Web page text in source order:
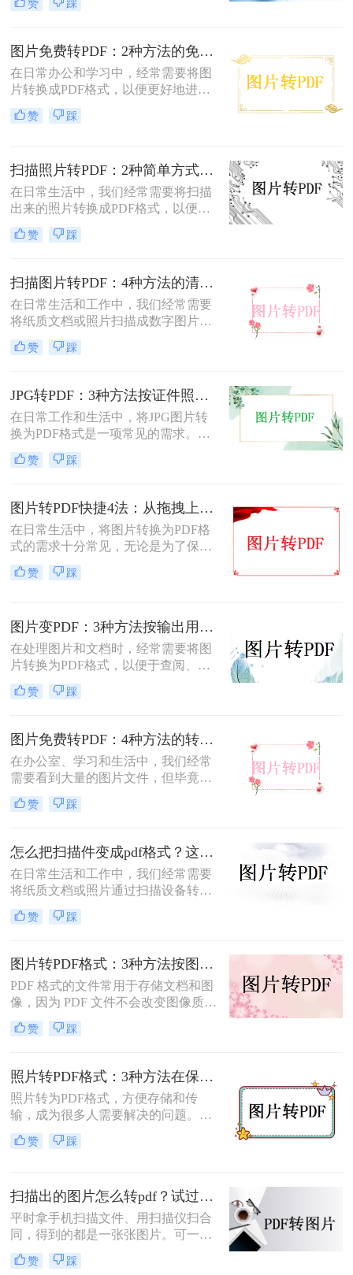
扫描图片怎么转换成pdf呢？本文将介
方法。
赞 踩
图片免费转PDF：2种方法的免费额度、水印和画质对比！
在日常办公和学习中，经常需要将图
片转换成PDF格式，以便更好地进行
分享、打印或存档。那么如何把图片
转换成pdf格式免费呢？本文将介绍两
赞 踩
扫描照片转PDF：2种简单方式在身份证和合同上的操作差异！
在日常生活中，我们经常需要将扫描
出来的照片转换成PDF格式，以便于
分享、存储和管理。那么扫描出来的
照片怎么转成pdf呢？本文将介绍两种
赞 踩
扫描图片转PDF：4种方法的清晰度和文件体积对比!
在日常生活和工作中，我们经常需要
将纸质文档或照片扫描成数字图片，
并进一步将这些图片转换成PDF格
式，以便于分享、存储和查阅。那么
介绍四种将扫描图片转换成PDF的方
法。
赞 踩
JPG转PDF：3种方法按证件照、截图和风景照分别推荐！
在日常工作和生活中，将JPG图片转
换为PDF格式是一项常见的需求。
PDF格式具有跨平台兼容性、易于阅
读和保护隐私等优点，因此广泛应用
转换pdf呢？本文将介绍三种将JPG图
片转换为PDF的方法。
赞 踩
图片转PDF快捷4法：从拖拽上传到批量导出的操作流程！
在日常生活中，将图片转换为PDF格
式的需求十分常见，无论是为了保存
照片、制作电子相册，还是为了提交
报告和简历中的图片资料。那么图片
完成图片到PDF的转换。
赞 踩
图片变PDF：3种方法按输出用途（打印/存档/分享）选！
在处理图片和文档时，经常需要将图
片转换为PDF格式，以便于查阅、分
享或存档。那么如何把图片变成pdf
呢？本文将介绍三种常用的图片转
赞 踩
图片免费转PDF：4种方法的转换速度和画质损失对比！
在办公室、学习和生活中，我们经常
需要看到大量的图片文件，但毕竟，
一张一张地看照片相对麻烦，所以我
们通常会把照片变成PDF。事实上，
天，我将教你图片转为pdf怎么弄免费
的。
赞 踩
怎么把扫描件变成pdf格式？这三种方法简单又实用！
在日常生活和工作中，我们经常需要
将纸质文档或照片通过扫描设备转化
为数字格式，并进一步将其保存为
PDF文件，以便于分享、存储和查
呢？本文将介绍三种将扫描件转换成
PDF格式的方法。
赞 踩
图片转PDF格式：3种方法按图片来源（手机/相机/截图）选！
PDF 格式的文件常用于存储文档和图
像，因为 PDF 文件不会改变图像质
量、版本或格式，而且可以在任何设
备之间轻松传输。如果你想将一些图
并成一个 PDF 文件，本文将介绍图片
如何转换为PDF格式。
赞 踩
照片转PDF格式：3种方法在保留EXIF信息和画质上的差异！
照片转为PDF格式，方便存储和传
输，成为很多人需要解决的问题。无
论是为了整理相册、备份照片，还是
为了表格化、合并分享，PDF格式都
简单而快速的方法，帮助您轻松实现
照片转PDF的操作。
赞 踩
扫描出的图片怎么转pdf？试过好用的几个办法！
平时拿手机扫描文件、用扫描仪扫合
同，得到的都是一张张图片。可一旦
要发给别人、归档保存或者打印出
来，PDF格式明显更正式、也更方
赞 踩